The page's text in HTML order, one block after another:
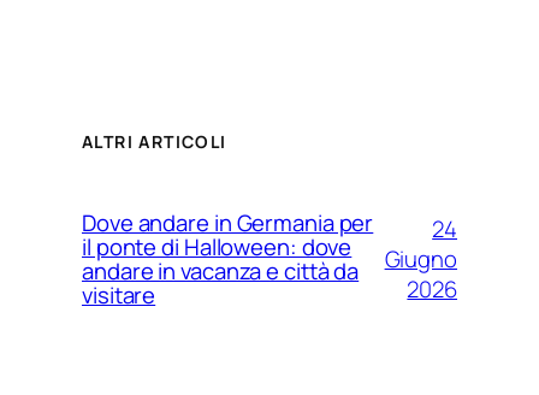
ALTRI ARTICOLI
Dove andare in Germania per
il ponte di Halloween: dove
andare in vacanza e città da
visitare
24
Giugno
2026